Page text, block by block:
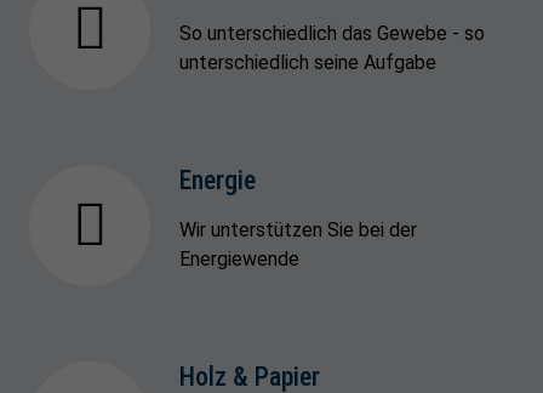
So unterschiedlich das Gewebe - so
unterschiedlich seine Aufgabe
Energie
Wir unterstützen Sie bei der
Energiewende
Holz & Papier